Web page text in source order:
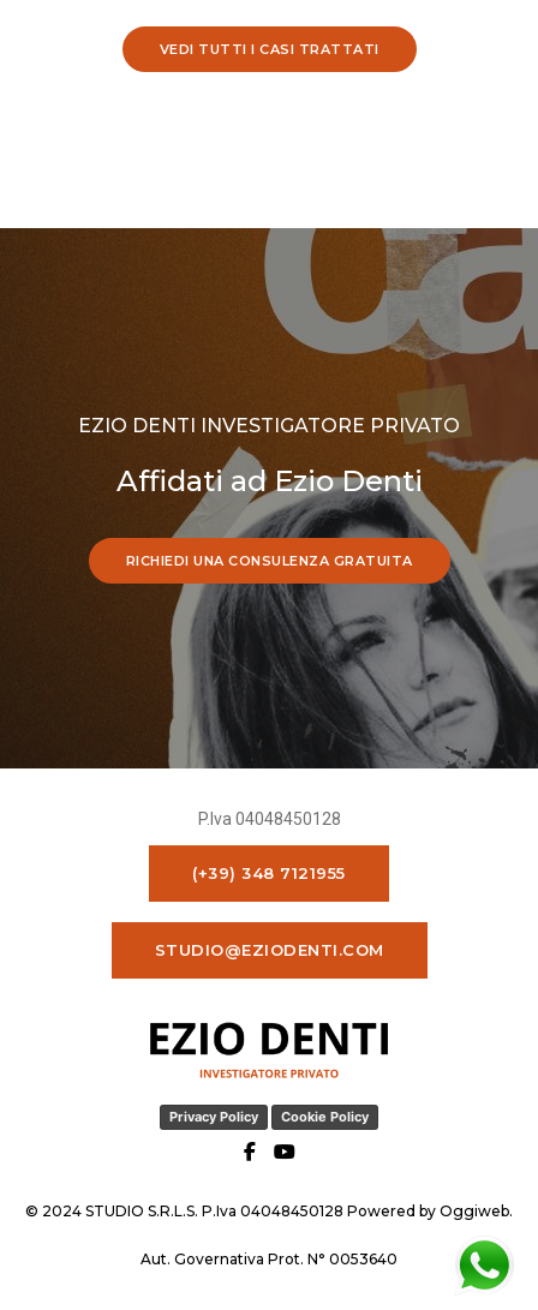
VEDI TUTTI I CASI TRATTATI
EZIO DENTI INVESTIGATORE PRIVATO
Affidati ad Ezio Denti
RICHIEDI UNA CONSULENZA GRATUITA
P.Iva 04048450128
(+39) 348 7121955
STUDIO@EZIODENTI.COM
Privacy Policy Cookie Policy
© 2024 STUDIO S.R.L.S. P.Iva 04048450128 Powered by Oggiweb.
Aut. Governativa Prot. N° 0053640